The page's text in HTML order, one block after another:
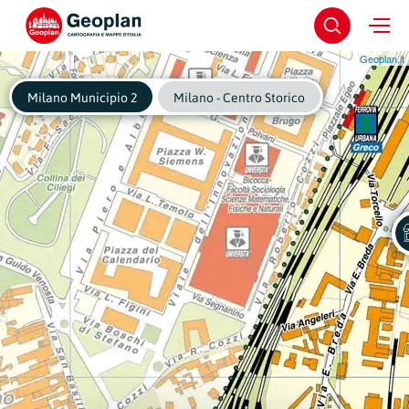
Geoplan.it
Milano Municipio 2 Milano - Centro Storico